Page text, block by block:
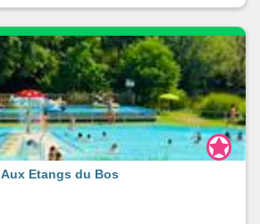
Aux Etangs du Bos